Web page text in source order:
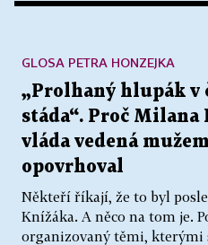
„Prolhaný hlupák v
stáda“. Proč Milana
vláda vedená
opovrhoval
Někteří říkají, že to byl
Knížáka. A něco na tom je.
organizovaný těmi, kterými
GLOSA PETRA HONZEJKA